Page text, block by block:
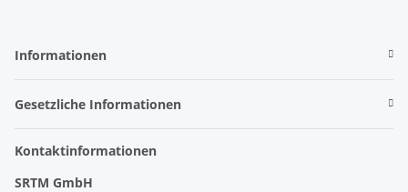
Informationen
Gesetzliche Informationen
Kontaktinformationen
SRTM GmbH